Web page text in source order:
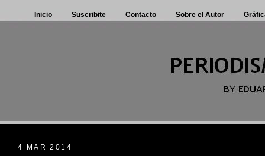
Inicio Suscribite Contacto Sobre el Autor
4 MAR 2014